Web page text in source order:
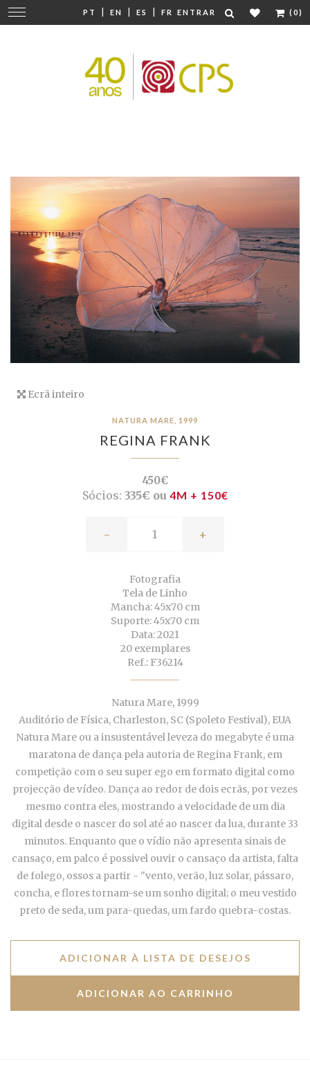
PT | EN | ES | FR ENTRAR (0)
Mudar
navegação
Ecrã inteiro
NATURA MARE, 1999
REGINA FRANK
450€
Sócios: 335€ ou 4M + 150€
- +
Fotografia
Tela de Linho
Mancha: 45x70 cm
Suporte: 45x70 cm
Data: 2021
20 exemplares
Ref.: F36214
Natura Mare, 1999
Auditório de Física, Charleston, SC (Spoleto Festival), EUA
Natura Mare ou a insustentável leveza do megabyte é uma
maratona de dança pela autoria de Regina Frank, em
competição com o seu super ego em formato digital como
projecção de vídeo. Dança ao redor de dois ecrãs, por vezes
mesmo contra eles, mostrando a velocidade de um dia
digital desde o nascer do sol até ao nascer da lua, durante 33
minutos. Enquanto que o vídio não apresenta sinais de
cansaço, em palco é possivel ouvir o cansaço da artista, falta
de folego, ossos a partir - "vento, verão, luz solar, pássaro,
concha, e flores tornam-se um sonho digital; o meu vestido
preto de seda, um para-quedas, um fardo quebra-costas.
ADICIONAR À LISTA DE DESEJOS